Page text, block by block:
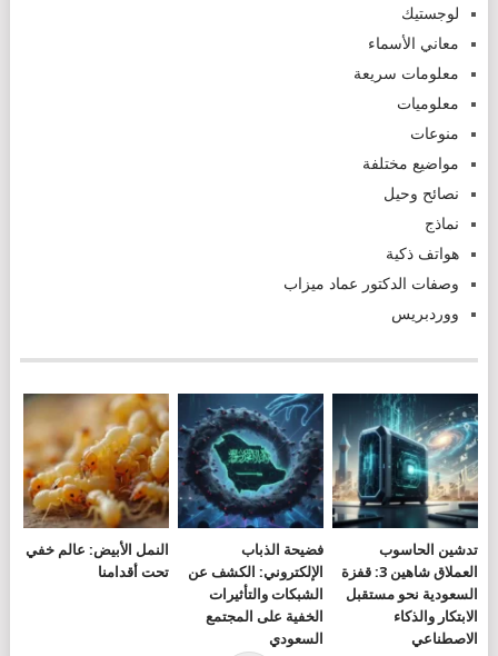
لوجستيك
معاني الأسماء
معلومات سريعة
معلوميات
منوعات
مواضيع مختلفة
نصائح وحيل
نماذج
هواتف ذكية
وصفات الدكتور عماد ميزاب
ووردبريس
تدشين الحاسوب
العملاق شاهين 3: قفزة
السعودية نحو مستقبل
الابتكار والذكاء
الاصطناعي
فضيحة الذباب
الإلكتروني: الكشف عن
الشبكات والتأثيرات
الخفية على المجتمع
السعودي
النمل الأبيض: عالم خفي
تحت أقدامنا